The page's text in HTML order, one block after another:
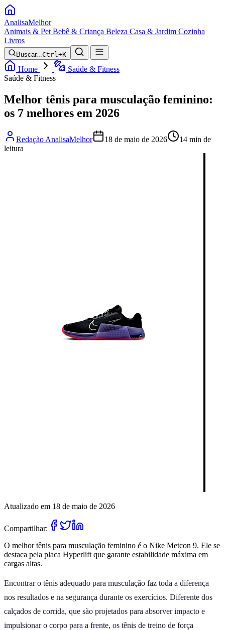
AnalisaMelhor
Animais & Pet Bebê & Criança Beleza Casa & Jardim Cozinha
Livros
Buscar...Ctrl+K
Home
Saúde & Fitness
Saúde & Fitness
Melhor tênis para musculação feminino:
os 7 melhores em 2026
Redação AnalisaMelhor 18 de maio de 2026
14 min de
leitura
Atualizado em 18 de maio de 2026
Compartilhar:
O melhor tênis para musculação feminino é o Nike Metcon 9. Ele se
destaca pela placa Hyperlift que garante estabilidade máxima em
cargas altas.
Encontrar o tênis adequado para musculação faz toda a diferença
nos resultados e na segurança durante os exercícios. Diferente dos
calçados de corrida, que são projetados para absorver impacto e
impulsionar o corpo para a frente, os tênis de treino de força